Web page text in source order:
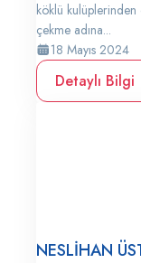
köklü kulüplerinden
çekme adına...
18 Mayıs 2024
Detaylı Bilgi
NESLİHAN